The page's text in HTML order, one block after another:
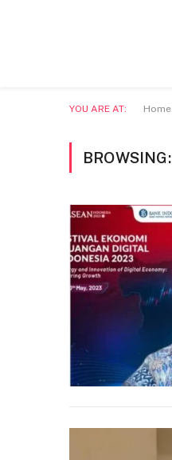
YOU ARE AT: Home
BROWSING: